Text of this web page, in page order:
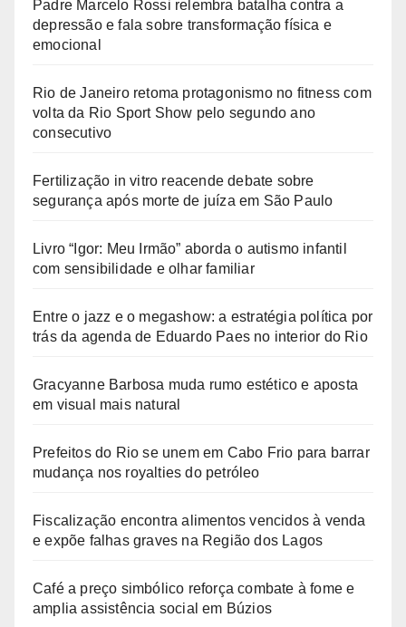
Padre Marcelo Rossi relembra batalha contra a
depressão e fala sobre transformação física e
emocional
Rio de Janeiro retoma protagonismo no fitness com
volta da Rio Sport Show pelo segundo ano
consecutivo
Fertilização in vitro reacende debate sobre
segurança após morte de juíza em São Paulo
Livro “Igor: Meu Irmão” aborda o autismo infantil
com sensibilidade e olhar familiar
Entre o jazz e o megashow: a estratégia política por
trás da agenda de Eduardo Paes no interior do Rio
Gracyanne Barbosa muda rumo estético e aposta
em visual mais natural
Prefeitos do Rio se unem em Cabo Frio para barrar
mudança nos royalties do petróleo
Fiscalização encontra alimentos vencidos à venda
e expõe falhas graves na Região dos Lagos
Café a preço simbólico reforça combate à fome e
amplia assistência social em Búzios